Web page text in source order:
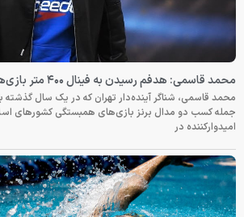
محمد قاسمی: هدفم رسیدن به فینال ۴۰۰ متر بازی‌های آسیایی ناگویاست
محمد قاسمی، شناگر آینده‌دار تهران که در یک سال گذشته
جمله کسب دو مدال برنز بازی‌های همبستگی کشورهای
امیدوارکننده در